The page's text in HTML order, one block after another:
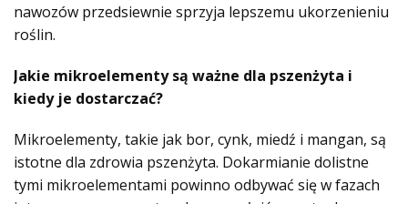
nawozów przedsiewnie sprzyja lepszemu ukorzenieniu
roślin.
Jakie mikroelementy są ważne dla pszenżyta i
kiedy je dostarczać?
Mikroelementy, takie jak bor, cynk, miedź i mangan, są
istotne dla zdrowia pszenżyta. Dokarmianie dolistne
tymi mikroelementami powinno odbywać się w fazach